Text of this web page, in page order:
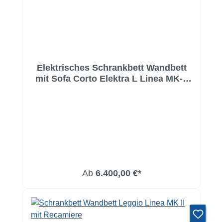
Elektrisches Schrankbett Wandbett
mit Sofa Corto Elektra L Linea MK-1
Ab 6.400,00 €*